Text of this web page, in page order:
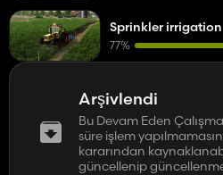
Arşivlendi
Bu Devam Eden
süre işlem
kararından
güncellenip
Sprinkler irrigation
77%